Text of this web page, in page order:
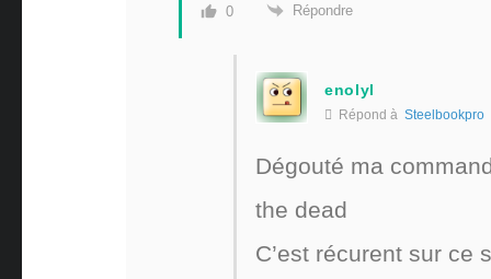
0 Répondre
enolyl
Répond à Steelbookpro
Dégouté ma
the dead
C’est récurent sur ce